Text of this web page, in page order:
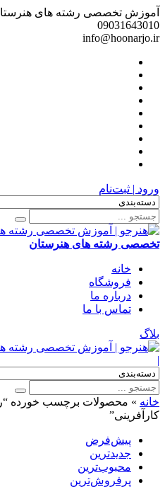
آموزش تخصصی رشته های
09031643010
info@hoonarjo.ir
ورود | ثبت‌نام
تخصصی رشته های هنرستان
خانه
فروشگاه
درباره ما
تماس با ما
بلاگ
|
خانه » محصولات برچسب خورده
کارآفرینی”
پیش‌فرض
جدیدترین
محبوب‌ترین
پرفروش‌ترین